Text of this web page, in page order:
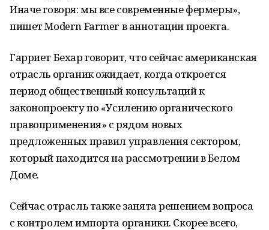
Иначе говоря: мы все современные фермеры»,
пишет Modern Farmer в аннотации проекта.
Гарриет Бехар говорит, что сейчас американская
отрасль органик ожидает, когда откроется
период общественный консультаций к
законопроекту по «Усилению органического
правоприменения» с рядом новых
предложенных правил управления сектором,
который находится на рассмотрении в Белом
Доме.
Сейчас отрасль также занята решением вопроса
с контролем импорта органики. Скорее всего,